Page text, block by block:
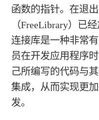
函数的指针。在退
（FreeLibrary）已
连接库是一种非常
员在开发应用程序
己所编写的代码与
集成，从而实现更
发。